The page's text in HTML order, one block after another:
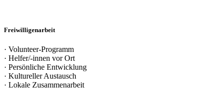
Freiwilligenarbeit
· Volunteer-Programm
· Helfer/-innen vor Ort
· Persönliche Entwicklung
· Kultureller Austausch
· Lokale Zusammenarbeit